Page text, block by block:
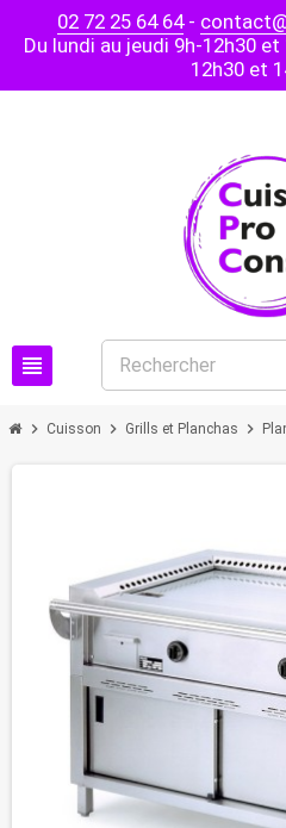
02 72 25 64 64-
Du lundi au jeudi 9h-12h30
12h30 et
view_headline
chevron_right Cuisson chevron_right Grills et Planchas chevron_right